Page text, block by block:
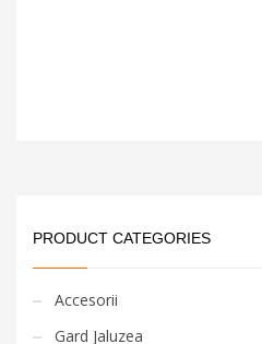
PRODUCT CATEGORIES
Accesorii
Gard Jaluzea